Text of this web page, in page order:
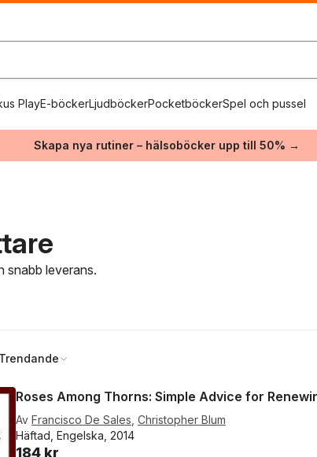
PlayE-böckerLjudböckerPocketböckerSpel och pussel
Skapa nya rutiner – hälsoböcker upp till 50% →
snabb leverans.
Trendande
Roses Among Thorns: Simple Advice for
Av Francisco De Sales Christopher Blum
Häftad, Engelska, 2014
184 kr